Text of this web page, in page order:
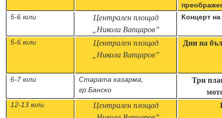
5-6 юли
Централен площад
„Никола Вапцаров”
Концерт
5-6 юли
Централен площад
„Никола Вапцаров”
Дни на
6-7 юли
Старата казарма,
гр.Банско
Три
12-13юли
Централен площад